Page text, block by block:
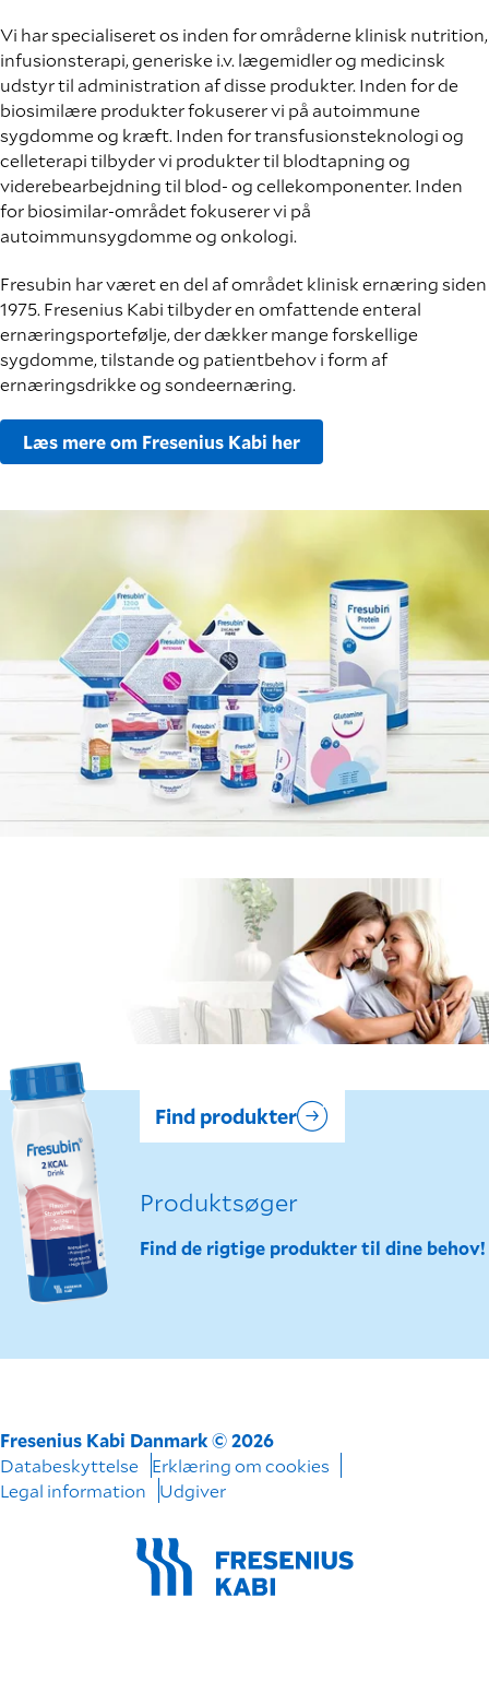
Vi har specialiseret os inden for områderne klinisk nutrition,
infusionsterapi, generiske i.v. lægemidler og medicinsk
udstyr til administration af disse produkter. Inden for de
biosimilære produkter fokuserer vi på autoimmune
sygdomme og kræft. Inden for transfusionsteknologi og
celleterapi tilbyder vi produkter til blodtapning og
viderebearbejdning til blod- og cellekomponenter. Inden
for biosimilar-området fokuserer vi på
autoimmunsygdomme og onkologi.
Fresubin har været en del af området klinisk ernæring siden
1975. Fresenius Kabi tilbyder en omfattende enteral
ernæringsportefølje, der dækker mange forskellige
sygdomme, tilstande og patientbehov i form af
ernæringsdrikke og sondeernæring.
Læs mere om Fresenius Kabi her
Produktsøger
Find de rigtige produkter til dine behov!
Find produkter
Fresenius Kabi Danmark © 2026
Databeskyttelse
Erklæring om cookies
Legal information
Udgiver